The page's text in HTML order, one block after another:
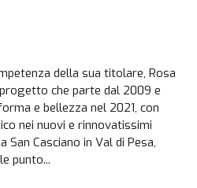
della sua titolare, Rosa
che parte dal 2009 e
e bellezza nel 2021, con
nei nuovi e rinnovatissimi
San Casciano in Val di Pesa,
punto...